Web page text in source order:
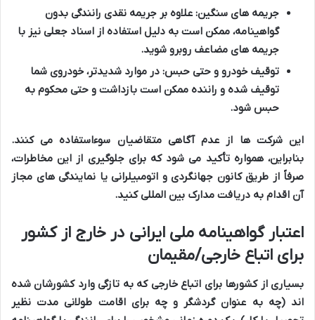
جریمه های سنگین: علاوه بر جریمه نقدی رانندگی بدون
گواهینامه، ممکن است به دلیل استفاده از اسناد جعلی نیز با
جریمه های مضاعف روبرو شوید.
توقیف خودرو و حتی حبس: در موارد شدیدتر، خودروی شما
توقیف شده و راننده ممکن است بازداشت و حتی محکوم به
حبس شود.
این شرکت ها از عدم آگاهی متقاضیان سوءاستفاده می کنند.
بنابراین، همواره تأکید می شود که برای جلوگیری از این مخاطرات،
صرفاً از طریق کانون جهانگردی و اتومبیلرانی یا نمایندگی های مجاز
آن اقدام به دریافت مدارک بین المللی کنید.
اعتبار گواهینامه ملی ایرانی در خارج از کشور
برای اتباع خارجی/مقیمان
بسیاری از کشورها برای اتباع خارجی که به تازگی وارد کشورشان شده
اند (چه به عنوان گردشگر و چه برای اقامت طولانی مدت نظیر